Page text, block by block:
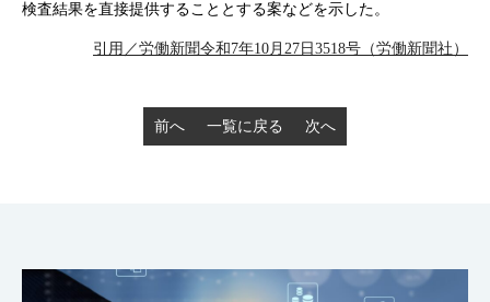
検査結果を直接提供することとする案などを示した。
引用／労働新聞令和7年10月27日3518号（労働新聞社）
前へ 一覧に戻る 次へ